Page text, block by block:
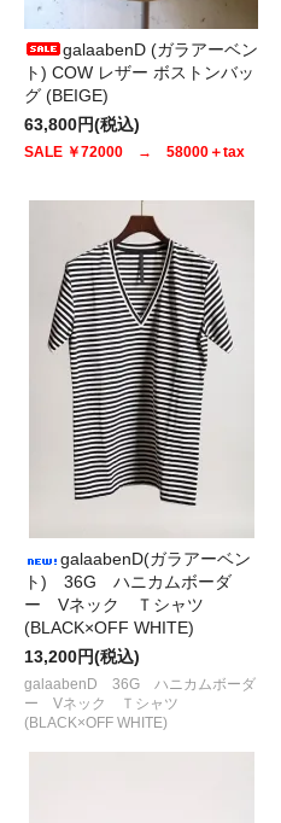
galaabenD (ガラアーベン
ト) COW レザー ボストンバッ
グ (BEIGE)
63,800円(税込)
SALE ￥72000 → 58000＋tax
galaabenD(ガラアーベン
ト) 36G ハニカムボーダ
ー Vネック Ｔシャツ
(BLACK×OFF WHITE)
13,200円(税込)
galaabenD 36G ハニカムボーダ
ー Vネック Ｔシャツ
(BLACK×OFF WHITE)